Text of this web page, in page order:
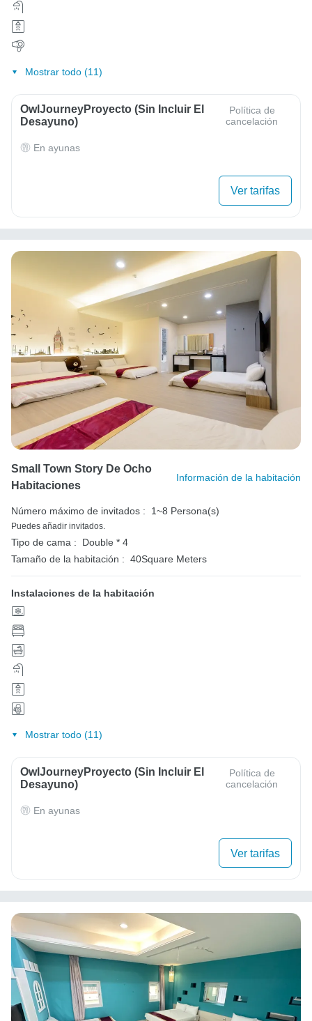
Mostrar todo (11)
OwlJourneyProyecto (sin Incluir El
Desayuno)
Política de
cancelación
En ayunas
Ver tarifas
Small Town Story De Ocho
Habitaciones
Información de la habitación
Número máximo de invitados : 1~8 Persona(s)
Puedes añadir invitados.
Tipo de cama :
Double * 4
Tamaño de la habitación : 40Square Meters
Instalaciones de la habitación
Mostrar todo (11)
OwlJourneyProyecto (sin Incluir El
Desayuno)
Política de
cancelación
En ayunas
Ver tarifas